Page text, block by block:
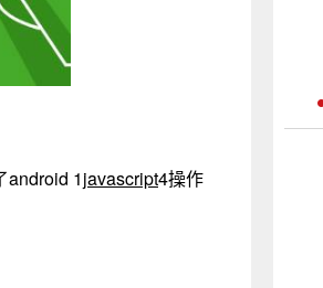
android 1javascript4操作